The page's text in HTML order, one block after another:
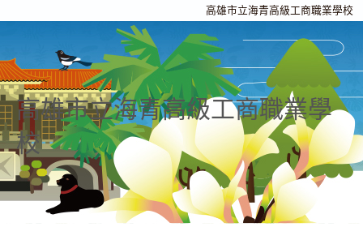
高雄市立海青高級工商職業學校
高雄市立海青高級工商職業學
校